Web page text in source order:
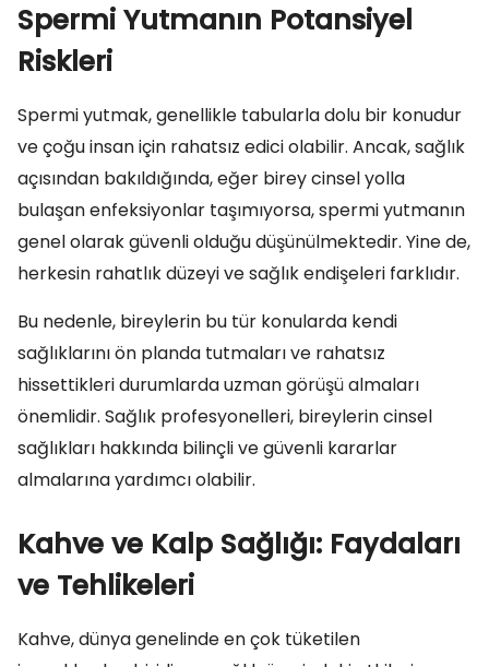
Spermi Yutmanın Potansiyel
Riskleri
Spermi yutmak, genellikle tabularla dolu bir konudur
ve çoğu insan için rahatsız edici olabilir. Ancak, sağlık
açısından bakıldığında, eğer birey cinsel yolla
bulaşan enfeksiyonlar taşımıyorsa, spermi yutmanın
genel olarak güvenli olduğu düşünülmektedir. Yine de,
herkesin rahatlık düzeyi ve sağlık endişeleri farklıdır.
Bu nedenle, bireylerin bu tür konularda kendi
sağlıklarını ön planda tutmaları ve rahatsız
hissettikleri durumlarda uzman görüşü almaları
önemlidir. Sağlık profesyonelleri, bireylerin cinsel
sağlıkları hakkında bilinçli ve güvenli kararlar
almalarına yardımcı olabilir.
Kahve ve Kalp Sağlığı: Faydaları
ve Tehlikeleri
Kahve, dünya genelinde en çok tüketilen